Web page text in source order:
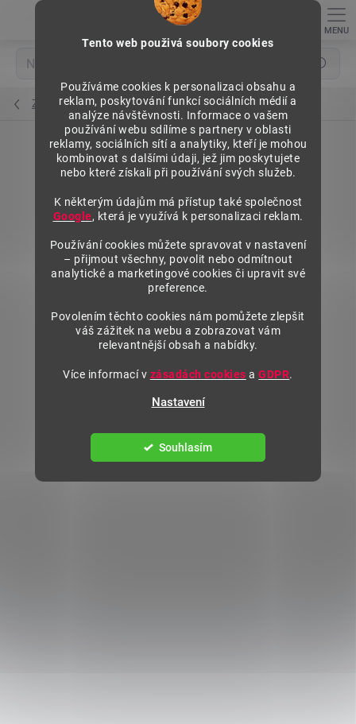
Tento web použivá soubory cookies
Používáme cookies k personalizaci obsahu a
reklam, poskytování funkcí sociálních médií a
analýze návštěvnosti. Informace o vašem
používání webu sdílíme s partnery v oblasti
reklamy, sociálních sítí a analytiky, kteří je mohou
kombinovat s dalšími údaji, jež jim poskytujete
nebo které získali při používání svých služeb.
K některým údajům má přístup také společnost
Google, která je využívá k personalizaci reklam.
Používání cookies můžete spravovat v nastavení
– přijmout všechny, povolit nebo odmítnout
analytické a marketingové cookies či upravit své
preference.
Povolením těchto cookies nám pomůžete zlepšit
váš zážitek na webu a zobrazovat vám
relevantnější obsah a nabídky.
Více informací v zásadách cookies aGDPR.
Nastavení
Souhlasím
Hledat
Závěsové rámy